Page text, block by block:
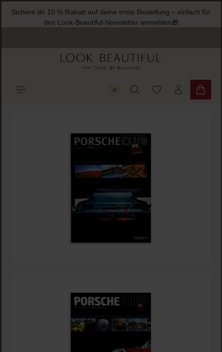
springen
Sichere dir 10 % Rabatt auf deine erste Bestellung – einfach für
den Look-Beautiful-Newsletter anmelden🎁
Du hast 0